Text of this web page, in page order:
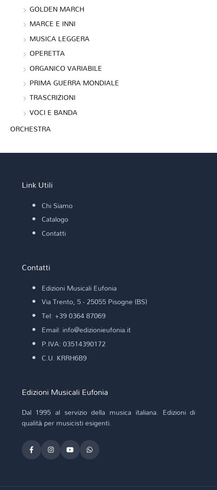
GOLDEN MARCH
MARCE E INNI
MUSICA LEGGERA
OPERETTA
ORGANICO VARIABILE
PRIMA GUERRA MONDIALE
TRASCRIZIONI
VOCI E BANDA
ORCHESTRA
Link Utili
Chi Siamo
Catalogo
Contatti
Contatti
Edizioni Musicali Eufonia
Via Trento, 5 - 25055 Pisogne (BS)
Tel: +39 0364 87069
Email: info@edizionieufonia.it
P.IVA: 03514390172
C.U. KRRH6B9
Edizioni Musicali Eufonia
Dal 1995 al servizio della musica italiana. Edizioni di
qualità per musicisti esigenti.